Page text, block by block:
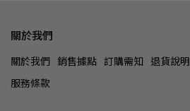
關於我們
關於我們 銷售據點 訂購需知 退貨說明
服務條款